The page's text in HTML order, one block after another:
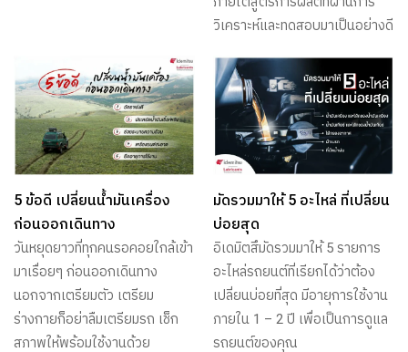
วิเคราะห์และทดสอบมาเป็นอย่างดี
5 ข้อดี เปลี่ยนน้ำมันเครื่อง
ก่อนออกเดินทาง
วันหยุดยาวที่ทุกคนรอคอยใกล้เข้า
มาเรื่อยๆ ก่อนออกเดินทาง
นอกจากเตรียมตัว เตรียม
ร่างกายก็อย่าลืมเตรียมรถ เช็ก
สภาพให้พร้อมใช้งานด้วย
มัดรวมมาให้ 5 อะไหล่ ที่เปลี่ยน
บ่อยสุด
อิเดมิตสึมัดรวมมาให้ 5 รายการ
อะไหล่รถยนต์ที่เรียกได้ว่าต้อง
เปลี่ยนบ่อยที่สุด มีอายุการใช้งาน
ภายใน 1 – 2 ปี เพื่อเป็นการดูแล
รถยนต์ของคุณ